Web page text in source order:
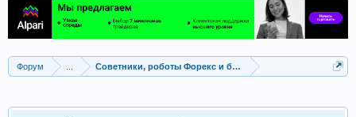
Форум Советники, роботы Форекс и бинарных опционов